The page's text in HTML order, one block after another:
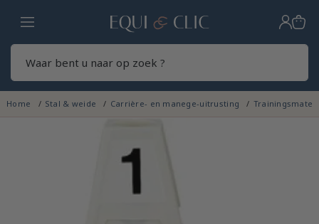
Home
Home Stal & weide Carrière- en manege-uitrusting